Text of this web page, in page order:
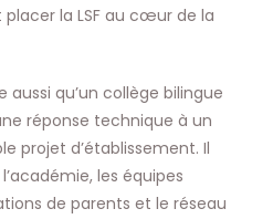
la LSF au cœur de la
aussi qu’un collège bilingue
réponse technique à un
projet d’établissement. Il
les équipes
de parents et le réseau